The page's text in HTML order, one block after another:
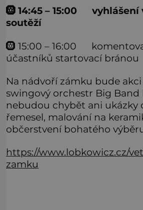
🛞 14:45 – 15:00 vyhlášení
soutěží
🛞 15:00 – 16:00
účastníků startovací bránou
Na nádvoří zámku bude
swingový orchestr Big Band
nebudou chybět ani ukázky
řemesel, malování na
občerstvení bohatého
https://www.lobkowicz.cz/
zamku